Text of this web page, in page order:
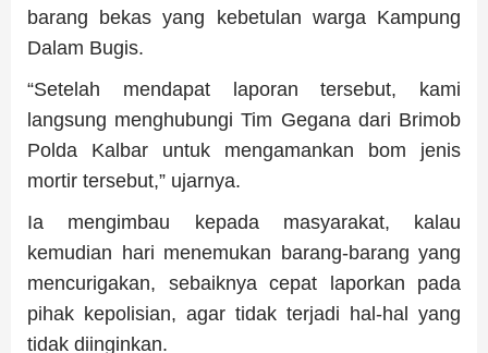
barang bekas yang kebetulan warga Kampung
Dalam Bugis.
“Setelah mendapat laporan tersebut, kami
langsung menghubungi Tim Gegana dari Brimob
Polda Kalbar untuk mengamankan bom jenis
mortir tersebut,” ujarnya.
Ia mengimbau kepada masyarakat, kalau
kemudian hari menemukan barang-barang yang
mencurigakan, sebaiknya cepat laporkan pada
pihak kepolisian, agar tidak terjadi hal-hal yang
tidak diinginkan.